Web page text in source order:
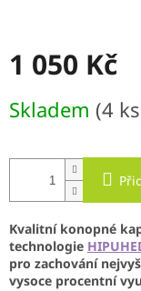
1 050 Kč
cena:
Skladem (4
Kvalitní konopné
technologie
pro zachování
vysoce procentní